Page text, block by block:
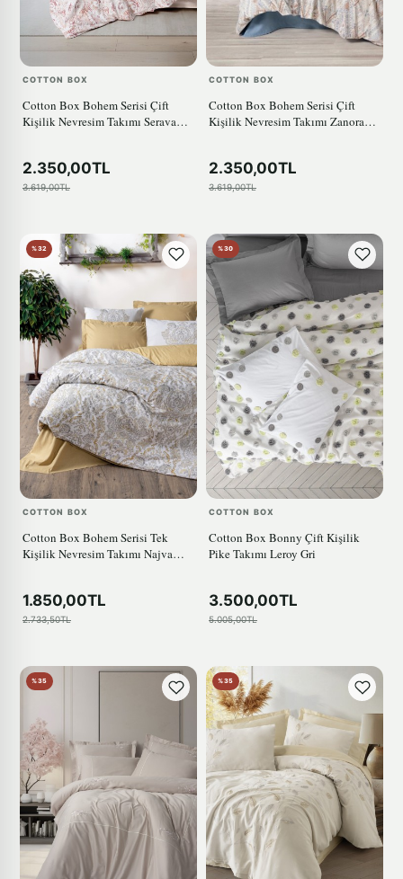
COTTON BOX
Cotton Box Bohem Serisi Çift
Kişilik Nevresim Takımı Serava
2.350,00TL
3.619,00TL
COTTON BOX
Cotton Box Bohem Serisi Çift
Kişilik Nevresim Takımı Zanora
2.350,00TL
3.619,00TL
%32
COTTON BOX
Cotton Box Bohem Serisi Tek
Kişilik Nevresim Takımı Najva
1.850,00TL
2.733,50TL
%30
COTTON BOX
Cotton Box Bonny Çift Kişilik
Pike Takımı Leroy Gri
3.500,00TL
5.005,00TL
%35 %35